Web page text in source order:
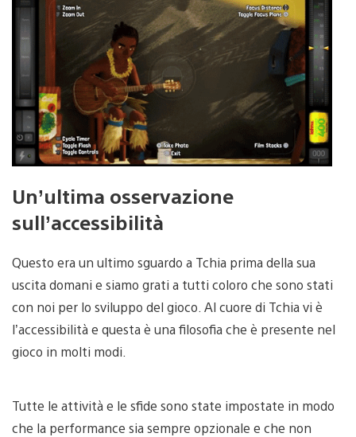
Un’ultima osservazione
sull’accessibilità
Questo era un ultimo sguardo a Tchia prima della sua
uscita domani e siamo grati a tutti coloro che sono stati
con noi per lo sviluppo del gioco. Al cuore di Tchia vi è
l’accessibilità e questa è una filosofia che è presente nel
gioco in molti modi.
Tutte le attività e le sfide sono state impostate in modo
che la performance sia sempre opzionale e che non